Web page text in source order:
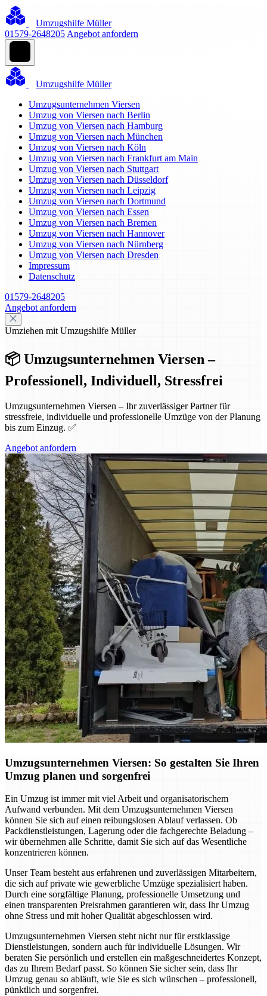
Umzugshilfe Müller
01579-2648205 Angebot anfordern
Umzugshilfe Müller
Umzugsunternehmen Viersen
Umzug von Viersen nach Berlin
Umzug von Viersen nach Hamburg
Umzug von Viersen nach München
Umzug von Viersen nach Köln
Umzug von Viersen nach Frankfurt am Main
Umzug von Viersen nach Stuttgart
Umzug von Viersen nach Düsseldorf
Umzug von Viersen nach Leipzig
Umzug von Viersen nach Dortmund
Umzug von Viersen nach Essen
Umzug von Viersen nach Bremen
Umzug von Viersen nach Hannover
Umzug von Viersen nach Nürnberg
Umzug von Viersen nach Dresden
Impressum
Datenschutz
01579-2648205
Angebot anfordern
Umziehen mit Umzugshilfe Müller
📦 Umzugsunternehmen Viersen –
Professionell, Individuell, Stressfrei
Umzugsunternehmen Viersen – Ihr zuverlässiger Partner für
stressfreie, individuelle und professionelle Umzüge von der Planung
bis zum Einzug. ✅
Angebot anfordern
Umzugsunternehmen Viersen: So gestalten Sie Ihren
Umzug planen und sorgenfrei
Ein Umzug ist immer mit viel Arbeit und organisatorischem
Aufwand verbunden. Mit dem Umzugsunternehmen Viersen
können Sie sich auf einen reibungslosen Ablauf verlassen. Ob
Packdienstleistungen, Lagerung oder die fachgerechte Beladung –
wir übernehmen alle Schritte, damit Sie sich auf das Wesentliche
konzentrieren können.
Unser Team besteht aus erfahrenen und zuverlässigen Mitarbeitern,
die sich auf private wie gewerbliche Umzüge spezialisiert haben.
Durch eine sorgfältige Planung, professionelle Umsetzung und
einen transparenten Preisrahmen garantieren wir, dass Ihr Umzug
ohne Stress und mit hoher Qualität abgeschlossen wird.
Umzugsunternehmen Viersen steht nicht nur für erstklassige
Dienstleistungen, sondern auch für individuelle Lösungen. Wir
beraten Sie persönlich und erstellen ein maßgeschneidertes Konzept,
das zu Ihrem Bedarf passt. So können Sie sicher sein, dass Ihr
Umzug genau so abläuft, wie Sie es sich wünschen – professionell,
pünktlich und sorgenfrei.